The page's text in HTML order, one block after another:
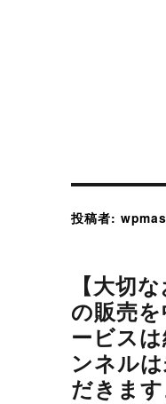
投稿者:
【大切
の販売
ービス
ンネル
だきます